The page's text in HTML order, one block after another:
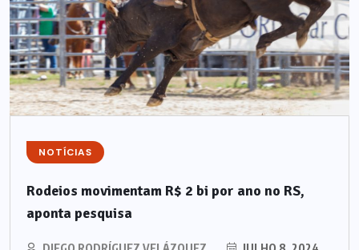
NOTÍCIAS
Rodeios movimentam R$ 2 bi por ano no RS,
aponta pesquisa